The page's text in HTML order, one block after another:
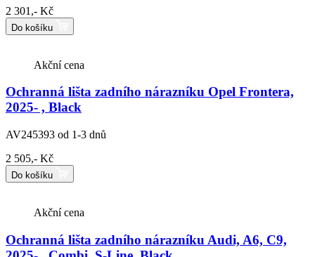
2 301,- Kč
Do košíku
Akční cena
Ochranná lišta zadního nárazníku Opel Frontera,
2025- , Black
AV245393 od 1-3 dnů
2 505,- Kč
Do košíku
Akční cena
Ochranná lišta zadního nárazníku Audi, A6, C9,